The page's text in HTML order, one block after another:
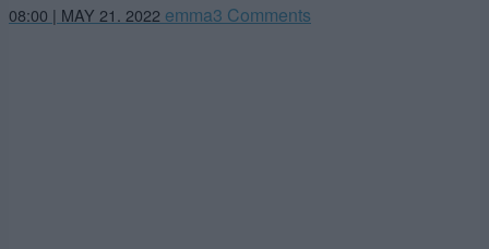
08:00 | MAY 21. 2022 maj
emma3 Comments